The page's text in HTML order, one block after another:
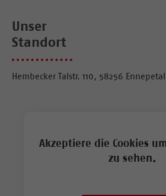
Unser
Standort
Hembecker Talstr. 110, 58256 Ennepetal
Akzeptiere die Cookies
zu sehen.